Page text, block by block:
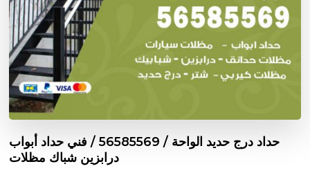
حداد درج حديد الواحة / 56585569 / فني حداد أبواب
درابزين شباك مظلات